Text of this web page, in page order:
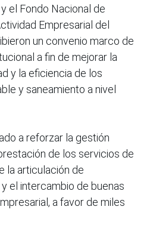
el Fondo Nacional de
Empresarial del
un convenio marco de
a fin de mejorar la
y la eficiencia de los
y saneamiento a nivel
a reforzar la gestión
de los servicios de
la articulación de
el intercambio de buenas
a favor de miles